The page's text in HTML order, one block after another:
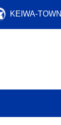
KEIWA-TOWN